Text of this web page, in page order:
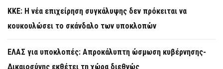
KKE: Η νέα επιχείρηση συγκάλυψης δεν πρόκειται να
κουκουλώσει το σκάνδαλο των υποκλοπών
ΕΛΑΣ για υποκλοπές: Απροκάλυπτη ώσμωση κυβέρνησης-
Δικαιοσύνης εκθέτει τη χώρα διεθνώς